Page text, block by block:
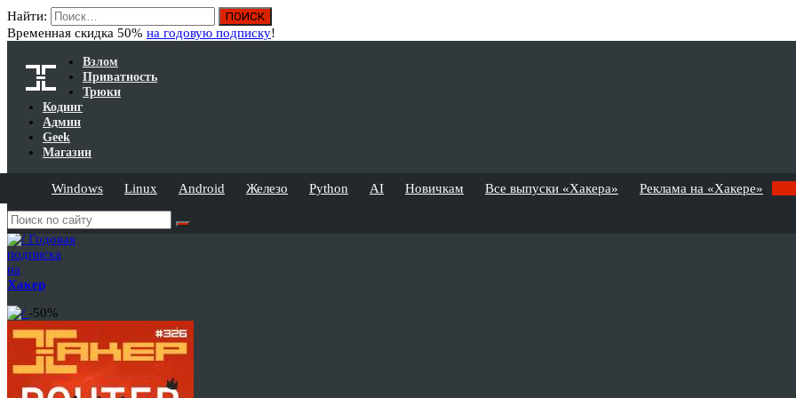
Найти:
Временная скидка 50% на годовую подписку!
Взлом
Приватность
Трюки
Кодинг
Админ
Geek
Магазин
Windows Linux Android Железо Python AI Новичкам Все выпуски «Хакера» Реклама на «Хакере»
Годовая
подписка
на
Хакер
-50%